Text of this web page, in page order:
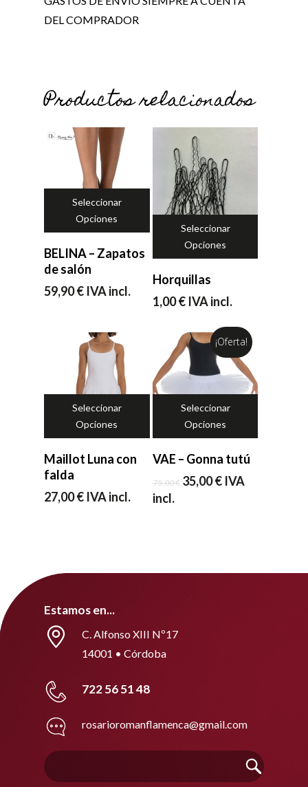
No hay productos en el carrito.
DEL COMPRADOR
Productos relacionados
Seleccionar
Opciones
BELINA – Zapatos
de salón
59,90€ IVA incl.
Seleccionar
Opciones
Horquillas
1,00€ IVA incl.
Seleccionar
Opciones
Maillot Luna con
falda
27,00€ IVA incl.
¡Oferta!
Seleccionar
Opciones
VAE – Gonna tutú
75,00€ El
35,00€ElIVA
incl.
Estamos en...
C. Alfonso XIII Nº17
14001 • Córdoba
722 56 51 48
rosarioromanflamenca@gmail.com